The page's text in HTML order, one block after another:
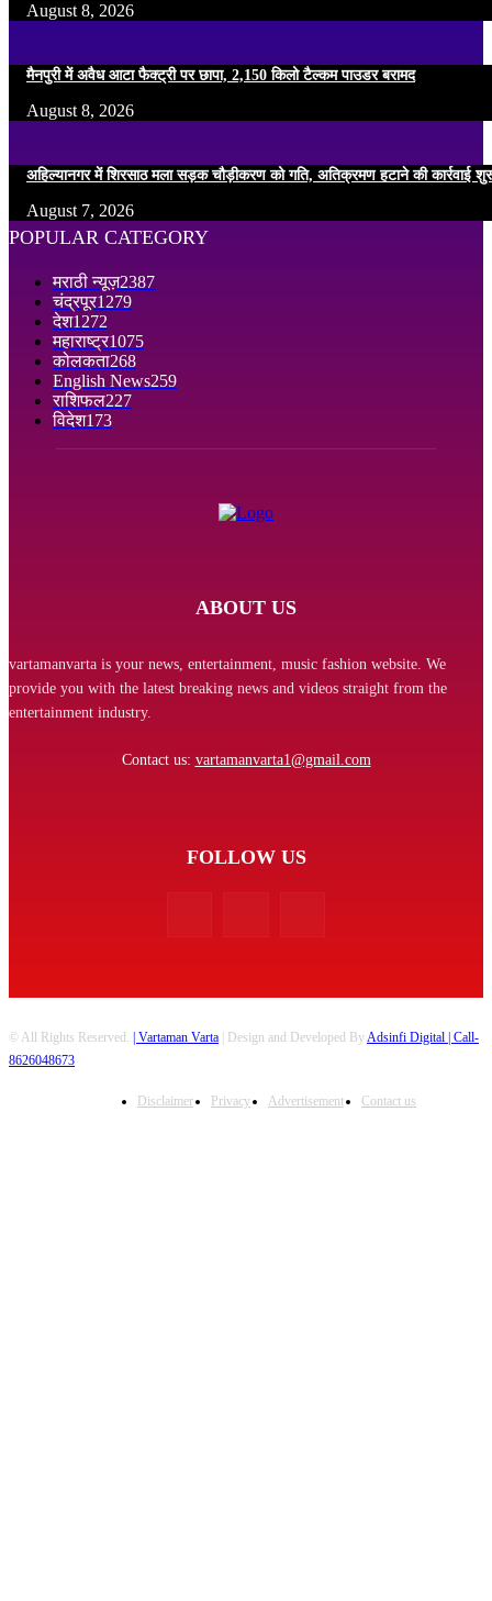
August 8, 2026
मैनपुरी में अवैध आटा फैक्ट्री पर छापा, 2,150 किलो टैल्कम पाउडर बरामद
August 8, 2026
अहिल्यानगर में शिरसाठ मला सड़क चौड़ीकरण को गति, अतिक्रमण हटाने की कार्रवाई
August 7, 2026
POPULAR CATEGORY
मराठी न्यूज़2387
चंद्रपूर1279
देश1272
महाराष्ट्र1075
कोलकता268
English News259
राशिफल227
विदेश173
ABOUT US
vartamanvarta is your news, entertainment, music fashion website. We
provide you with the latest breaking news and videos straight from the
entertainment industry.
Contact us: vartamanvarta1@gmail.com
FOLLOW US
© All Rights Reserved. | Vartaman Varta | Design and Developed ByAdsinfi Digital | Call-
8626048673
Disclaimer Privacy Advertisement Contact us